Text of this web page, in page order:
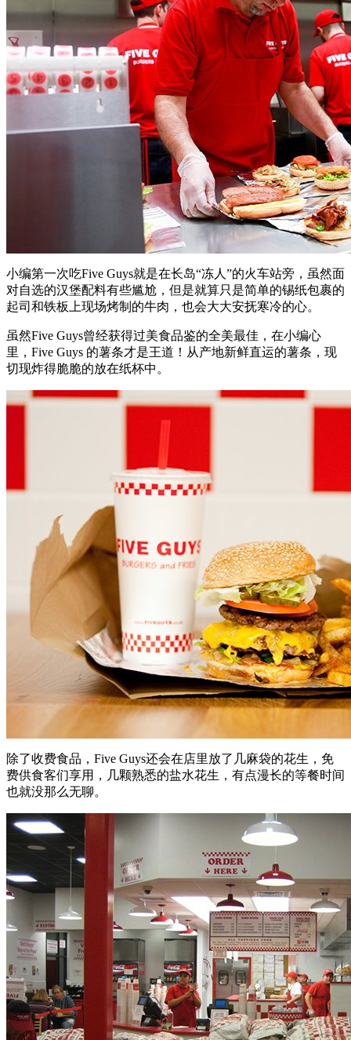
小编第一次吃Five Guys就是在长岛“冻人”的火车站旁，虽然面
对自选的汉堡配料有些尴尬，但是就算只是简单的锡纸包裹的
起司和铁板上现场烤制的牛肉，也会大大安抚寒冷的心。
虽然Five Guys曾经获得过美食品鉴的全美最佳，在小编心
里，Five Guys 的薯条才是王道！从产地新鲜直运的薯条，现
切现炸得脆脆的放在纸杯中。
除了收费食品，Five Guys还会在店里放了几麻袋的花生，免
费供食客们享用，几颗熟悉的盐水花生，有点漫长的等餐时间
也就没那么无聊。